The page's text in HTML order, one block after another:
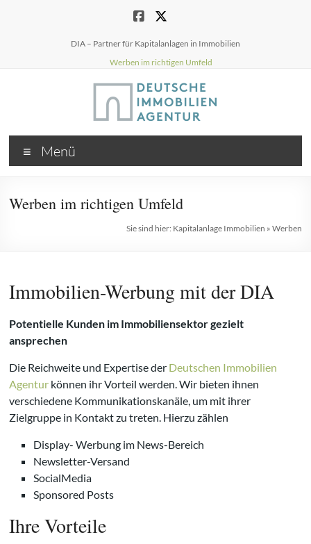
DIA – Partner für Kapitalanlagen in Immobilien
Werben im richtigen Umfeld
Menü
Werben im richtigen Umfeld
Sie sind hier: Kapitalanlage Immobilien » Werben
Immobilien-Werbung mit der DIA
Potentielle Kunden im Immobiliensektor gezielt
ansprechen
Die Reichweite und Expertise der Deutschen Immobilien
Agentur können ihr Vorteil werden. Wir bieten ihnen
verschiedene Kommunikationskanäle, um mit ihrer
Zielgruppe in Kontakt zu treten. Hierzu zählen
Display- Werbung im News-Bereich
Newsletter-Versand
SocialMedia
Sponsored Posts
Ihre Vorteile